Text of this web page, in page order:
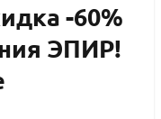
-60%
ЭПИР!